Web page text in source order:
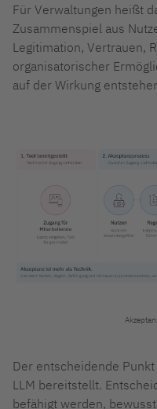
Für Verwaltungen heißt
Zusammenspiel aus
Legitimation, Vertrauen,
organisatorischer
auf der Wirkung
Der entscheidende
LLM bereitstellt.
befähigt werden,